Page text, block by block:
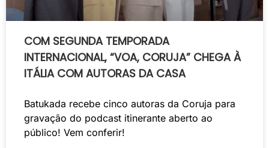
COM SEGUNDA TEMPORADA
INTERNACIONAL, “VOA, CORUJA” CHEGA À
ITÁLIA COM AUTORAS DA CASA
Batukada recebe cinco autoras da Coruja para
gravação do podcast itinerante aberto ao
público! Vem conferir!